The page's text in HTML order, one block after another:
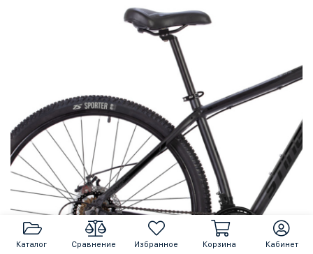
Каталог Сравнение Избранное Корзина Кабинет